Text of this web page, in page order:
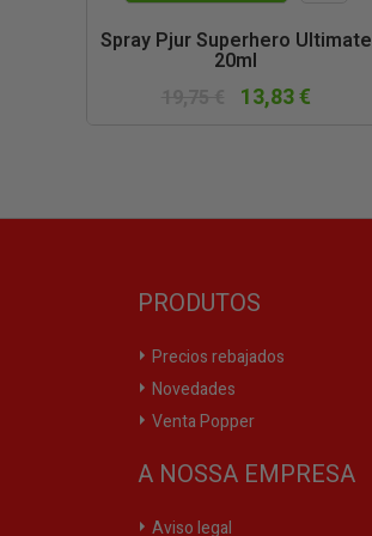
Spray Pjur Superhero Ultimate
20ml
13,83 €
PRODUTOS
Precios rebajados
Novedades
Venta Popper
A NOSSA EMPRESA
Aviso legal